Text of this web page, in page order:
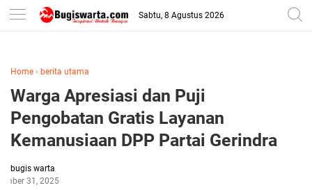
-->
Sabtu, 8 Agustus 2026
Home › berita utama
Warga Apresiasi dan Puji
Pengobatan Gratis Layanan
Kemanusiaan DPP Partai Gerindra
bugis warta
31, 2025